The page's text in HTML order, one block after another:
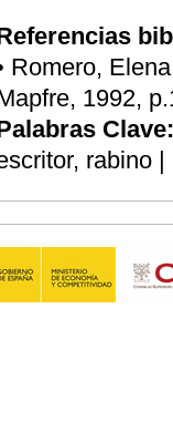
Romero,
1992,
Clave:
rabino